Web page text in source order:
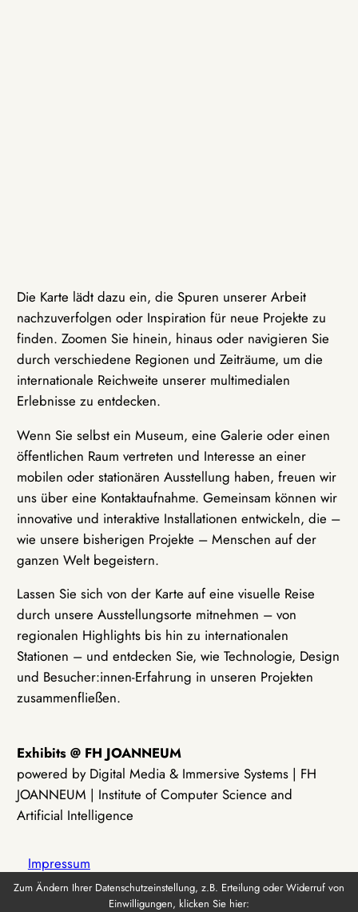
Die Karte lädt dazu ein, die Spuren unserer Arbeit
nachzuverfolgen oder Inspiration für neue Projekte zu
finden. Zoomen Sie hinein, hinaus oder navigieren Sie
durch verschiedene Regionen und Zeiträume, um die
internationale Reichweite unserer multimedialen
Erlebnisse zu entdecken.
Wenn Sie selbst ein Museum, eine Galerie oder einen
öffentlichen Raum vertreten und Interesse an einer
mobilen oder stationären Ausstellung haben, freuen wir
uns über eine Kontaktaufnahme. Gemeinsam können wir
innovative und interaktive Installationen entwickeln, die –
wie unsere bisherigen Projekte – Menschen auf der
ganzen Welt begeistern.
Lassen Sie sich von der Karte auf eine visuelle Reise
durch unsere Ausstellungsorte mitnehmen – von
regionalen Highlights bis hin zu internationalen
Stationen – und entdecken Sie, wie Technologie, Design
und Besucher:innen-Erfahrung in unseren Projekten
zusammenfließen.
Exhibits @ FH JOANNEUM
powered by Digital Media & Immersive Systems | FH
JOANNEUM | Institute of Computer Science and
Artificial Intelligence
Impressum
Zum Ändern Ihrer Datenschutzeinstellung, z.B. Erteilung oder Widerruf von
Einwilligungen, klicken Sie hier: